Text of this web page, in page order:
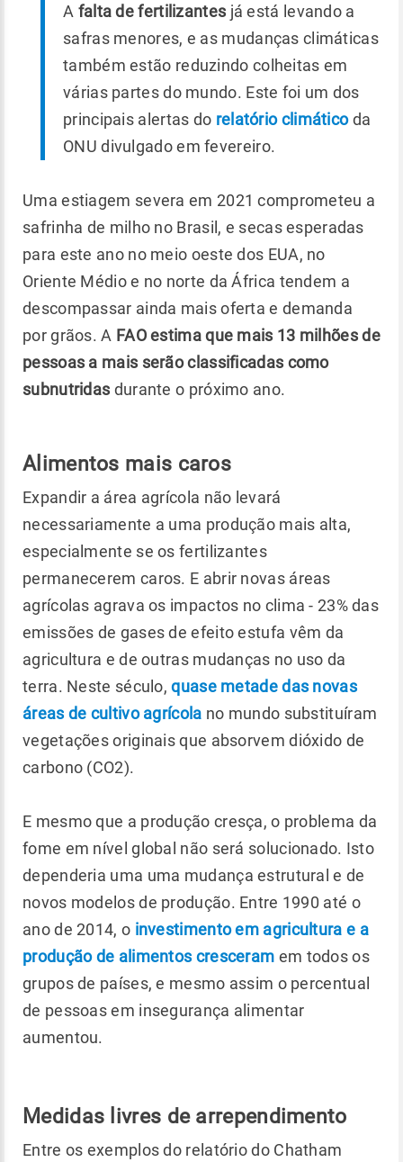
A falta de fertilizantes já está levando a
safras menores, e as mudanças climáticas
também estão reduzindo colheitas em
várias partes do mundo. Este foi um dos
principais alertas do relatório climáticoda
ONU divulgado em fevereiro.
Uma estiagem severa em 2021 comprometeu a
safrinha de milho no Brasil, e secas esperadas
para este ano no meio oeste dos EUA, no
Oriente Médio e no norte da África tendem a
descompassar ainda mais oferta e demanda
por grãos. A FAO estima que mais 13 milhões de
pessoas a mais serão classificadas como
subnutridas durante o próximo ano.
Alimentos mais caros
Expandir a área agrícola não levará
necessariamente a uma produção mais alta,
especialmente se os fertilizantes
permanecerem caros. E abrir novas áreas
agrícolas agrava os impactos no clima - 23% das
emissões de gases de efeito estufa vêm da
agricultura e de outras mudanças no uso da
terra. Neste século,quase metade das novas
áreas de cultivo agrícola no mundo substituíram
vegetações originais que absorvem dióxido de
carbono (CO2).
E mesmo que a produção cresça, o problema da
fome em nível global não será solucionado. Isto
dependeria uma uma mudança estrutural e de
novos modelos de produção. Entre 1990 até o
ano de 2014, o investimento em agricultura e a
produção de alimentos cresceram em todos os
grupos de países, e mesmo assim o percentual
de pessoas em insegurança alimentar
aumentou.
Medidas livres de arrependimento
Entre os exemplos do relatório do Chatham